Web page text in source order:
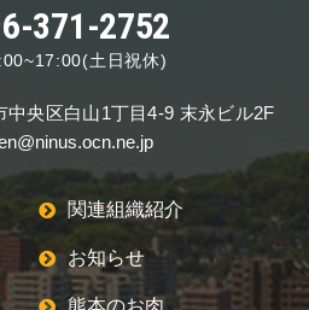
371-2752
土日祝休)
中央区白山1丁目4-9 末永ビル2F
関連組織紹介
お知らせ
熊本のお肉